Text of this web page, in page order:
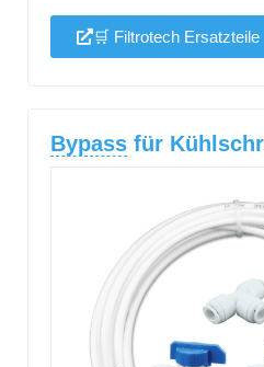
🛒 Filtrotech Ersatzteile
Bypass für